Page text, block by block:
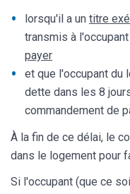
lorsqu'il a un titre
transmis à
payer
et que l'occupant du
dette dans les 8
commandement de
À la fin de ce délai, le
dans le logement pour
Si l'occupant (que ce